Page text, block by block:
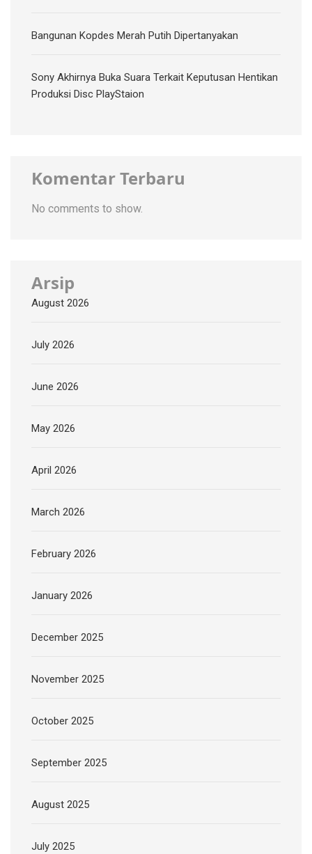
Bangunan Kopdes Merah Putih Dipertanyakan
Sony Akhirnya Buka Suara Terkait Keputusan Hentikan
Produksi Disc PlayStaion
Komentar Terbaru
No comments to show.
Arsip
August 2026
July 2026
June 2026
May 2026
April 2026
March 2026
February 2026
January 2026
December 2025
November 2025
October 2025
September 2025
August 2025
July 2025